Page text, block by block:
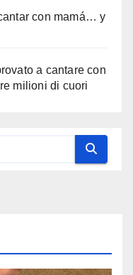
con mamá… y
a cantare con
milioni di cuori